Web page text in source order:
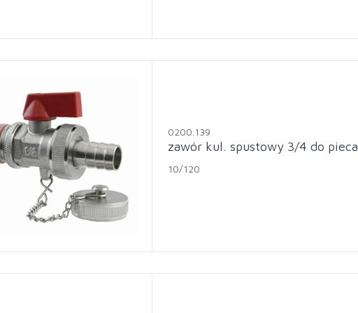
0200.139
zawór kul. spustowy 3/4 do pieca
10/120